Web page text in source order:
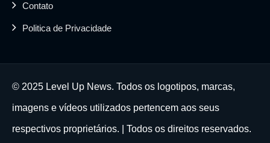
Contato
Politica de Privacidade
© 2025 Level Up News. Todos os logotipos, marcas,
imagens e vídeos utilizados pertencem aos seus
respectivos proprietários. | Todos os direitos reservados.